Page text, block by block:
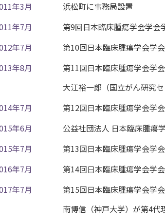
年3月
浜松町に事務局設置
年7月
第9回日本臨床腫瘍学会学
年7月
第10回日本臨床腫瘍学会学
年8月
第11回日本臨床腫瘍学会学
大江裕一郎（国立がん研究
年7月
第12回日本臨床腫瘍学会学
年6月
公益社団法人 日本臨床腫瘍
年7月
第13回日本臨床腫瘍学会学
年7月
第14回日本臨床腫瘍学会学
年7月
第15回日本臨床腫瘍学会学
南博信（神戸大学）が第4代